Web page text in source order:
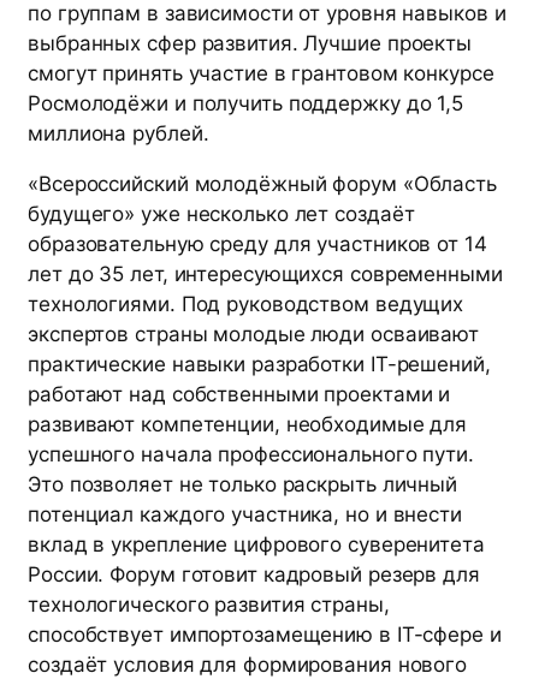
по группам в зависимости от уровня навыков и
выбранных сфер развития. Лучшие проекты
смогут принять участие в грантовом конкурсе
Росмолодёжи и получить поддержку до 1,5
миллиона рублей.
«Всероссийский молодёжный форум «Область
будущего» уже несколько лет создаёт
образовательную среду для участников от 14
лет до 35 лет, интересующихся современными
технологиями. Под руководством ведущих
экспертов страны молодые люди осваивают
практические навыки разработки IT-решений,
работают над собственными проектами и
развивают компетенции, необходимые для
успешного начала профессионального пути.
Это позволяет не только раскрыть личный
потенциал каждого участника, но и внести
вклад в укрепление цифрового суверенитета
России. Форум готовит кадровый резерв для
технологического развития страны,
способствует импортозамещению в IT-сфере и
создаёт условия для формирования нового